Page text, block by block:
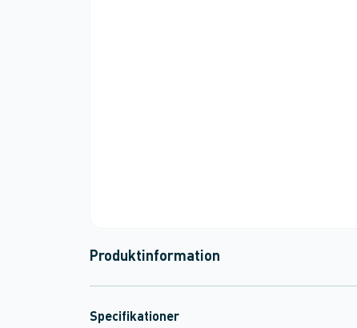
Produktinformation
Specifikationer